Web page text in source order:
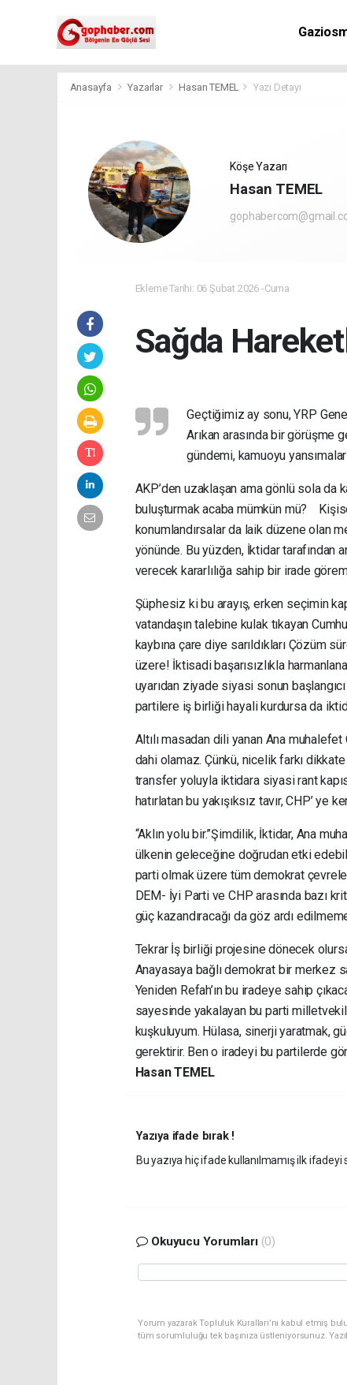
Anasayfa Yazarlar Hasan TEMEL Yazı Detayı
Köşe Yazarı
Hasan TEMEL
Ekleme Tarihi: 06 Şubat 2026 -Cuma
Sağda
Geçtiğimiz ay sonu, YRP
Arıkan arasında bir görüşme
gündemi, kamuoyu
AKP’den uzaklaşan ama gönlü sola
buluşturmak acaba mümkün mü?
konumlandırsalar da laik düzene olan
yönünde. Bu yüzden, İktidar tarafından
verecek kararlılığa sahip bir irade
Şüphesiz ki bu arayış, erken seçimin
vatandaşın talebine kulak tıkayan
kaybına çare diye sarıldıkları Çözüm
üzere! İktisadi başarısızlıkla
uyarıdan ziyade siyasi sonun
partilere iş birliği hayali kurdursa da
Altılı masadan dili yanan Ana
dahi olamaz. Çünkü, nicelik farkı dikkate
transfer yoluyla iktidara siyasi rant
hatırlatan bu yakışıksız tavır, CHP’ ye
“Aklın yolu bir.”Şimdilik, İktidar, Ana
ülkenin geleceğine doğrudan etki
parti olmak üzere tüm demokrat
DEM- İyi Parti ve CHP arasında bazı
güç kazandıracağı da göz ardı
Tekrar İş birliği projesine dönecek
Anayasaya bağlı demokrat bir merkez
Yeniden Refah’ın bu iradeye sahip
sayesinde yakalayan bu parti
kuşkuluyum. Hülasa, sinerji yaratmak,
gerektirir. Ben o iradeyi bu partilerde
Hasan TEMEL
Yazıya ifade bırak !
Bu yazıya hiç ifade kullanılmamış ilk ifadeyi
Okuyucu Yorumları (0)
Yorum yazarak Topluluk Kuralları’nı kabul etmiş
tüm sorumluluğu tek başınıza üstleniyorsunuz.